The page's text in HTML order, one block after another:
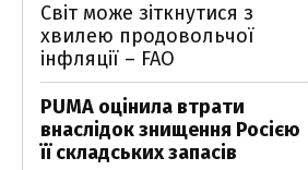
Світ може зіткнутися з
хвилею продовольчої
інфляції – FAO
PUMA оцінила втрати
внаслідок знищення Росією
її складських запасів